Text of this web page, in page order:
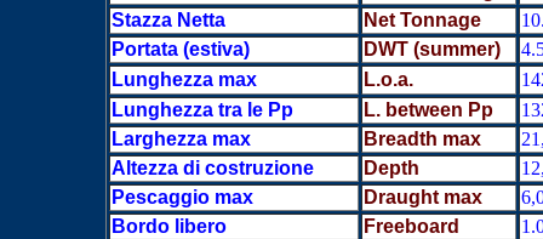
Stazza Netta
Net Tonnage
Portata (estiva)
DWT (summer)
Lunghezza max
L.o.a.
Lunghezza tra le Pp
L. between Pp
Larghezza max Breadth max
Altezza di costruzione
Depth
Pescaggio max
Draught max
Bordo libero
Freeboard